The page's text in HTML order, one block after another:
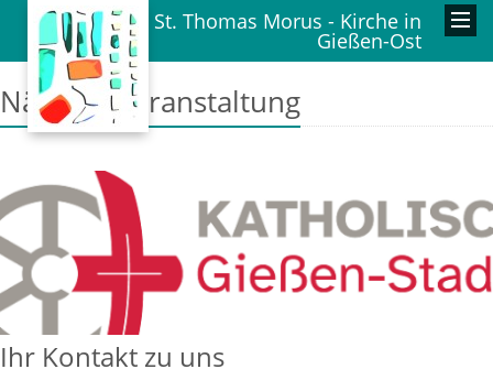
St. Thomas Morus - Kirche in
Gießen-Ost
Nächste Veranstaltung
Ihr Kontakt zu uns